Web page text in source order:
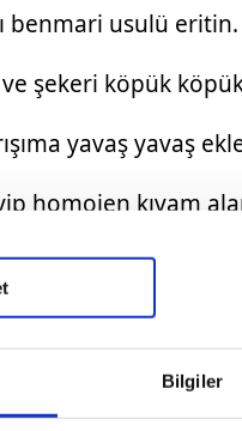
Bilgiler
benmari usulü eritin.
şekeri köpük
yavaş yavaş
homojen kıvam
kaplarına paylaştırın.
fırında 8-10 dakika
kalmalı.